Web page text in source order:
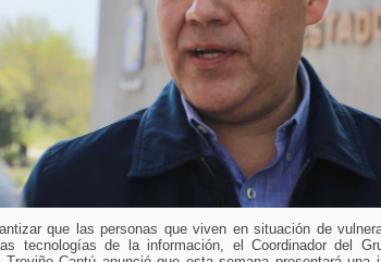
que las personas que viven en situación de
tecnologías de la información, el Coordinador del